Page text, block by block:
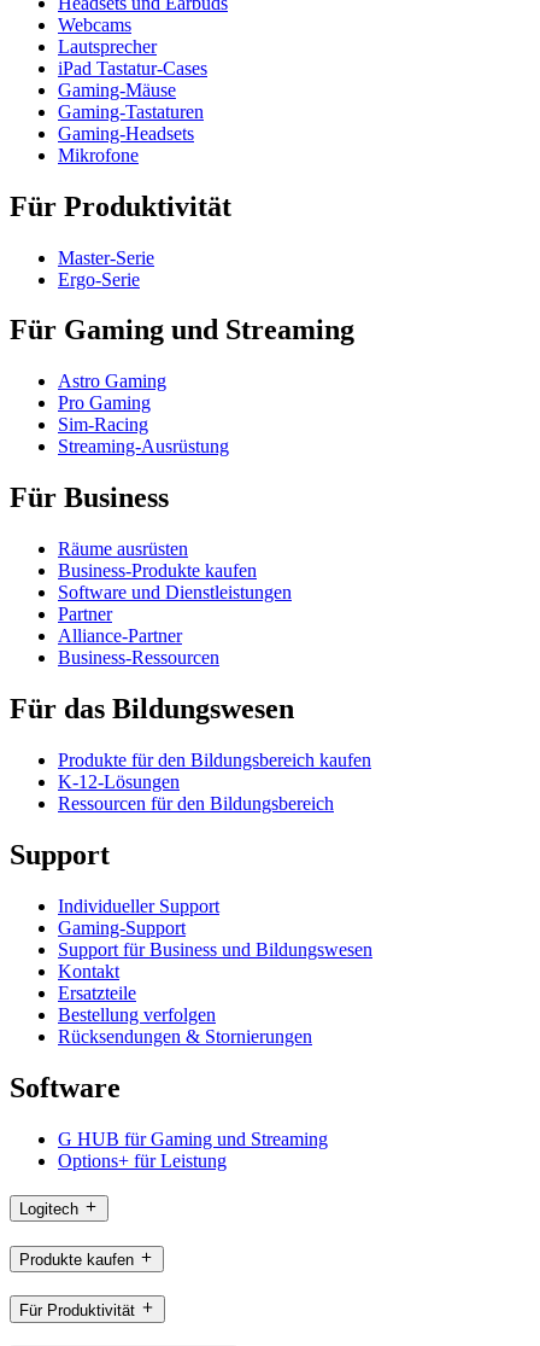
Webcams
Lautsprecher
iPad Tastatur-Cases
Gaming-Mäuse
Gaming-Tastaturen
Gaming-Headsets
Mikrofone
Für Produktivität
Master-Serie
Ergo-Serie
Für Gaming und Streaming
Astro Gaming
Pro Gaming
Sim-Racing
Streaming-Ausrüstung
Für Business
Räume ausrüsten
Business-Produkte kaufen
Software und Dienstleistungen
Partner
Alliance-Partner
Business-Ressourcen
Für das Bildungswesen
Produkte für den Bildungsbereich kaufen
K-12-Lösungen
Ressourcen für den Bildungsbereich
Support
Individueller Support
Gaming-Support
Support für Business und Bildungswesen
Kontakt
Ersatzteile
Bestellung verfolgen
Rücksendungen & Stornierungen
Software
G HUB für Gaming und Streaming
Options+ für Leistung
Logitech
Produkte kaufen
Für Produktivität